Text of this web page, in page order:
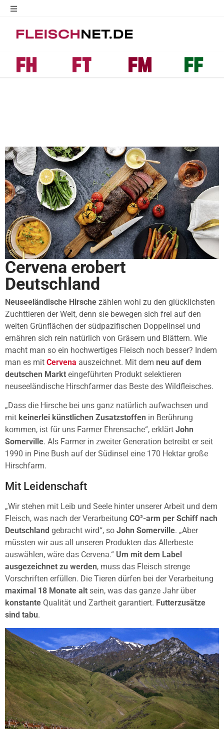
Cervena erobert
Deutschland
Neuseeländische Hirsche zählen wohl zu den glücklichsten
Zuchttieren der Welt, denn sie bewegen sich frei auf den
weiten Grünflächen der südpazifischen Doppelinsel und
ernähren sich rein natürlich von Gräsern und Blättern. Wie
macht man so ein hochwertiges Fleisch noch besser? Indem
man es mit Cervena auszeichnet. Mit dem neu auf dem
deutschen Markt eingeführten Produkt selektieren
neuseeländische Hirschfarmer das Beste des Wildfleisches.
„Dass die Hirsche bei uns ganz natürlich aufwachsen und
mit keinerlei künstlichen Zusatzstoffen in Berührung
kommen, ist für uns Farmer Ehrensache“, erklärt John
Somerville. Als Farmer in zweiter Generation betreibt er seit
1990 in Pine Bush auf der Südinsel eine 170 Hektar große
Hirschfarm.
Mit Leidenschaft
„Wir stehen mit Leib und Seele hinter unserer Arbeit und dem
Fleisch, was nach der Verarbeitung CO²-arm per Schiff nach
Deutschland gebracht wird“, so John Somerville. „Aber
müssten wir aus all unseren Produkten das Allerbeste
auswählen, wäre das Cervena.“ Um mit dem Label
ausgezeichnet zu werden, muss das Fleisch strenge
Vorschriften erfüllen. Die Tieren dürfen bei der Verarbeitung
maximal 18 Monate alt sein, was das ganze Jahr über
konstante Qualität und Zartheit garantiert. Futterzusätze
sind tabu.